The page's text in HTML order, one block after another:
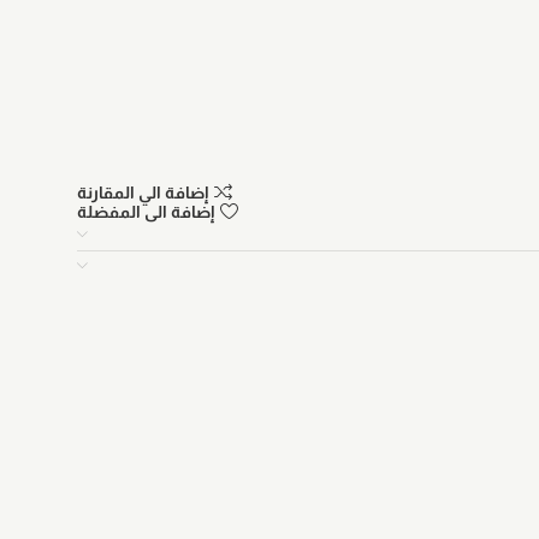
إضافة الي المقارنة
إضافة الى المفضلة